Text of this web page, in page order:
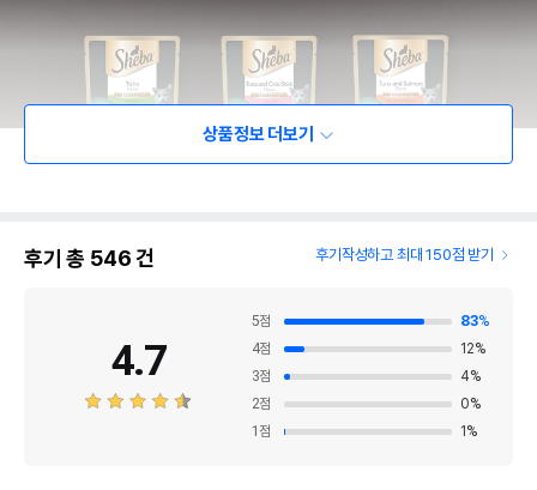
상품정보 더보기
후기 총 546건 후기작성하고 최대 150점 받기
4.7
5점 83%
4점 12%
3점 4%
2점 0%
1 점 1 %